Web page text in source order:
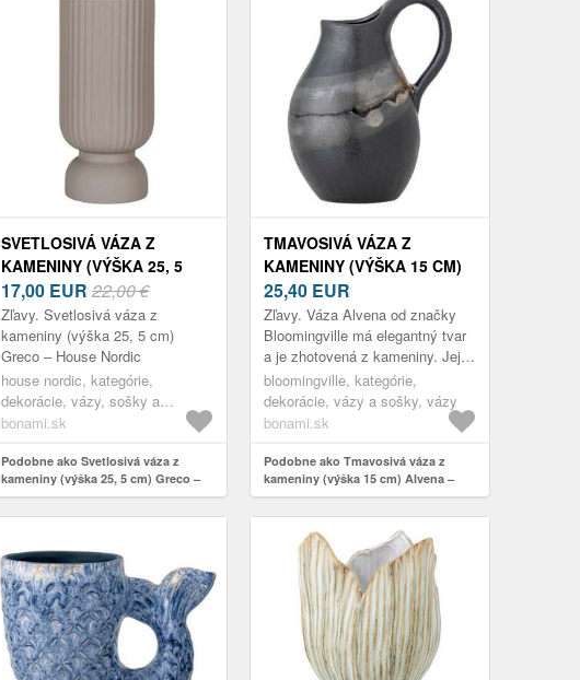
SVETLOSIVÁ VÁZA Z
KAMENINY (VÝŠKA 25, 5
CM) GRECO – HOUSE
NORDIC
17,00 EUR 22,00 €
Zľavy. Svetlosivá váza z
kameniny (výška 25, 5 cm)
Greco – House Nordic
house nordic, kategórie,
dekorácie, vázy, sošky a
glóbusy, vázy
bonami.sk
Podobne ako Svetlosivá váza z
kameniny (výška 25, 5 cm) Greco –
House Nordic
TMAVOSIVÁ VÁZA Z
KAMENINY (VÝŠKA 15 CM)
ALVENA – BLOOMINGVILLE
25,40 EUR
Zľavy. Váza Alvena od značky
Bloomingville má elegantný tvar
a je zhotovená z kameniny. Jej
povrch zdobí reaktívna glazúra,
ktorá každému kusu
prepožičiav...
bloomingville, kategórie,
dekorácie, vázy a sošky, vázy
bonami.sk
Podobne ako Tmavosivá váza z
kameniny (výška 15 cm) Alvena –
Bloomingville